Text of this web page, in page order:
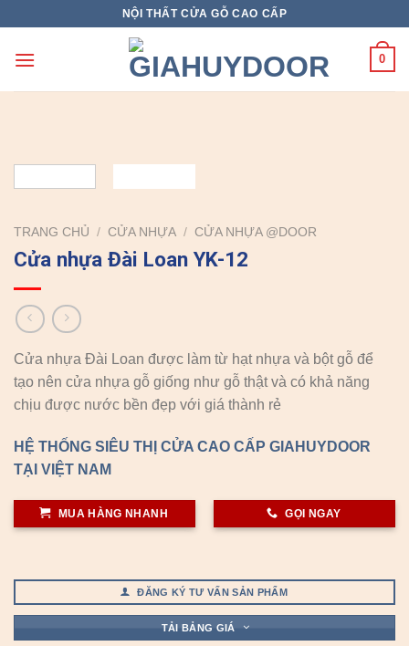
content
NỘI THẤT CỬA GỖ CAO CẤP
0
TRANG CHỦ / CỬA NHỰA / CỬA NHỰA @DOOR
Cửa nhựa Đài Loan YK-12
Cửa nhựa Đài Loan được làm từ hạt nhựa và bột gỗ để
tạo nên cửa nhựa gỗ giống như gỗ thật và có khả năng
chịu được nước bền đẹp với giá thành rẻ
HỆ THỐNG SIÊU THỊ CỬA CAO CẤP GIAHUYDOOR
TẠI VIỆT NAM
MUA HÀNG NHANH GỌI NGAY
ĐĂNG KÝ TƯ VẤN SẢN PHẨM
TẢI BẢNG GIÁ